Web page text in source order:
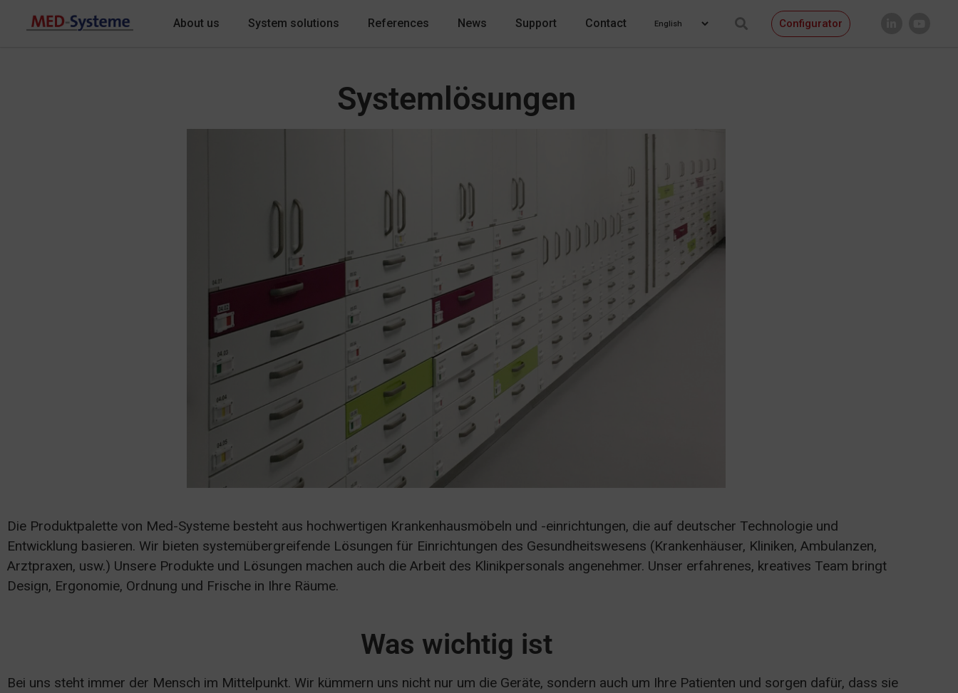
About us System solutions References News Support Contact Configurator
Systemlösungen
Die Produktpalette von Med-Systeme besteht aus hochwertigen Krankenhausmöbeln und -einrichtungen, die auf deutscher Technologie und
Entwicklung basieren. Wir bieten systemübergreifende Lösungen für Einrichtungen des Gesundheitswesens (Krankenhäuser, Kliniken, Ambulanzen,
Arztpraxen, usw.) Unsere Produkte und Lösungen machen auch die Arbeit des Klinikpersonals angenehmer. Unser erfahrenes, kreatives Team bringt
Design, Ergonomie, Ordnung und Frische in Ihre Räume.
Was wichtig ist
Bei uns steht immer der Mensch im Mittelpunkt. Wir kümmern uns nicht nur um die Geräte, sondern auch um Ihre Patienten und sorgen dafür, dass sie